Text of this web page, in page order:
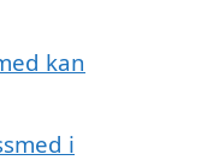
kan
i